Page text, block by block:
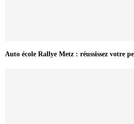
Auto école Rallye Metz : réussissez votre